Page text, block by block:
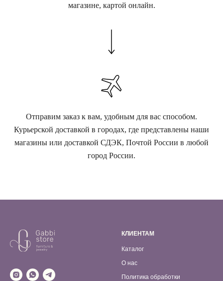
магазине, картой онлайн.
Отправим заказ к вам, удобным для вас способом.
Курьерской доставкой в городах, где представлены наши
магазины или доставкой СДЭК, Почтой России в любой
город России.
КЛИЕНТАМ
Каталог
О нас
Политика обработки